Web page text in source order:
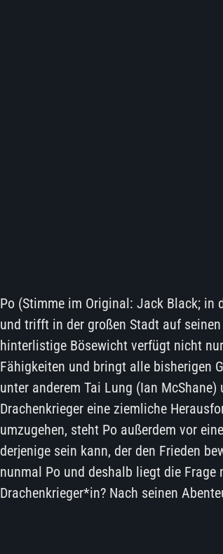
Po (Stimme im Original: Jack Black; in
und trifft in der großen Stadt auf
hinterlistige Bösewicht verfügt nicht
Fähigkeiten und bringt alle bisherigen
unter anderem Tai Lung (Ian
Drachenkrieger eine ziemliche
umzugehen, steht Po außerdem vor
derjenige sein kann, der den Frieden
nunmal Po und deshalb liegt die Frage
Drachenkrieger*in? Nach seinen